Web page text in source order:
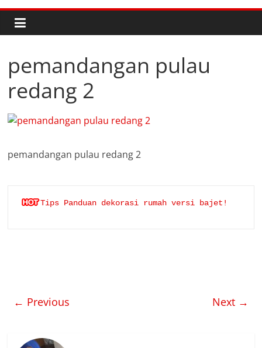
pemandangan pulau
redang 2
pemandangan pulau redang 2
Tips Panduan dekorasi rumah versi bajet!
← Previous Next →